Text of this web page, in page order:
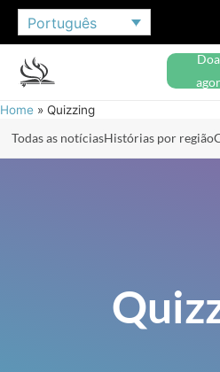
Português
Home » Quizzing
Todas as notíciasHistórias por região